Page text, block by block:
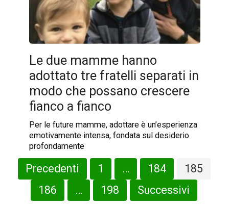
Le due mamme hanno
adottato tre fratelli separati in
modo che possano crescere
fianco a fianco
Per le future mamme, adottare è un’esperienza
emotivamente intensa, fondata sul desiderio
profondamente
Paginazione
degli
Precedenti 1 … 184
185
186
… 198 Successivi